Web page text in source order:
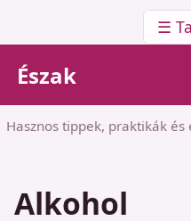
☰
Észak
Hasznos tippek, praktikák
Alkohol